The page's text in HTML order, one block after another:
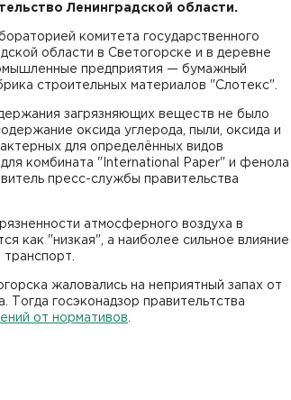
Ленинградской области.
комитета государственного
области в Светогорске и в деревне
предприятия — бумажный
строительных материалов "Слотекс".
загрязняющих веществ не было
оксида углерода, пыли, оксида и
для определённых видов
комбината "International Paper" и фенола
пресс-службы правительства
атмосферного воздуха в
как "низкая", а наиболее сильное влияние
жаловались на неприятный запах от
госэконадзор правительтства
от нормативов